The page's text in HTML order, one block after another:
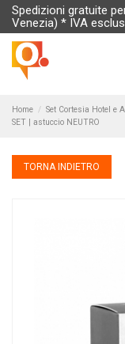
Spedizioni gratuite
Venezia) * IVA
Home Set Cortesia Hotel e
SET | astuccio NEUTRO
TORNA INDIETRO